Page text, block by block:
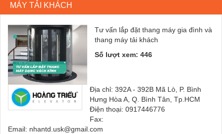
MÁY TẢI KHÁCH
Tư vấn lắp đặt thang máy gia đình và
thang máy tải khách
Số lượt xem: 446
Địa chỉ: 392A - 392B Mã Lò, P. Bình
Hưng Hòa A, Q. Bình Tân, Tp.HCM
Điện thoại: 0917446776
Fax:
Email: nhantd.usk@gmail.com